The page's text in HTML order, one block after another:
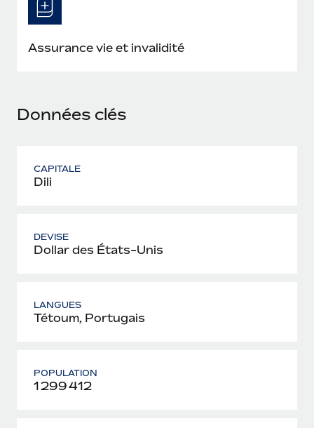
En savoir plus
Assurance vie et invalidité
Données clés
CAPITALE
Dili
DEVISE
Dollar des États-Unis
LANGUES
Tétoum, Portugais
POPULATION
1 299 412